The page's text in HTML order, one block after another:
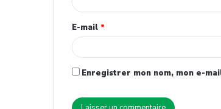
E-mail *
Enregistrer mon nom, mon e-